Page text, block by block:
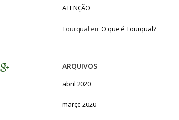
ATENÇÃO
Tourqual emO que é Tourqual?
ARQUIVOS
abril 2020
março 2020